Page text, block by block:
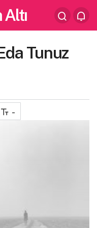
Tunuz
-